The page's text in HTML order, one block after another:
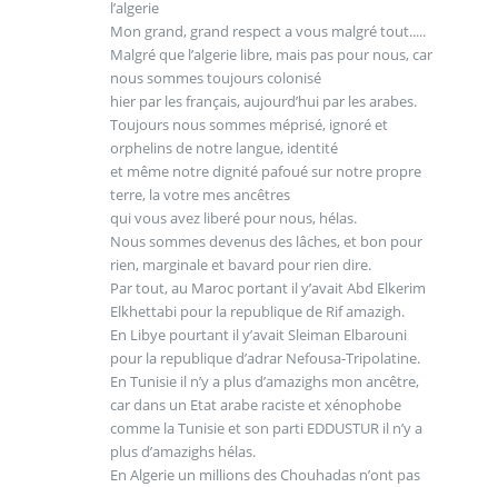
l’algerie
Mon grand, grand respect a vous malgré tout.....
Malgré que l’algerie libre, mais pas pour nous, car
nous sommes toujours colonisé
hier par les français, aujourd’hui par les arabes.
Toujours nous sommes méprisé, ignoré et
orphelins de notre langue, identité
et même notre dignité pafoué sur notre propre
terre, la votre mes ancêtres
qui vous avez liberé pour nous, hélas.
Nous sommes devenus des lâches, et bon pour
rien, marginale et bavard pour rien dire.
Par tout, au Maroc portant il y’avait Abd Elkerim
Elkhettabi pour la republique de Rif amazigh.
En Libye pourtant il y’avait Sleiman Elbarouni
pour la republique d’adrar Nefousa-Tripolatine.
En Tunisie il n’y a plus d’amazighs mon ancêtre,
car dans un Etat arabe raciste et xénophobe
comme la Tunisie et son parti EDDUSTUR il n’y a
plus d’amazighs hélas.
En Algerie un millions des Chouhadas n’ont pas